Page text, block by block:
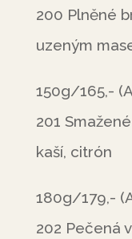
200 Plněné
uzeným
150g/165,-
201
kaší, citrón
180g/179,-
202 Pečená